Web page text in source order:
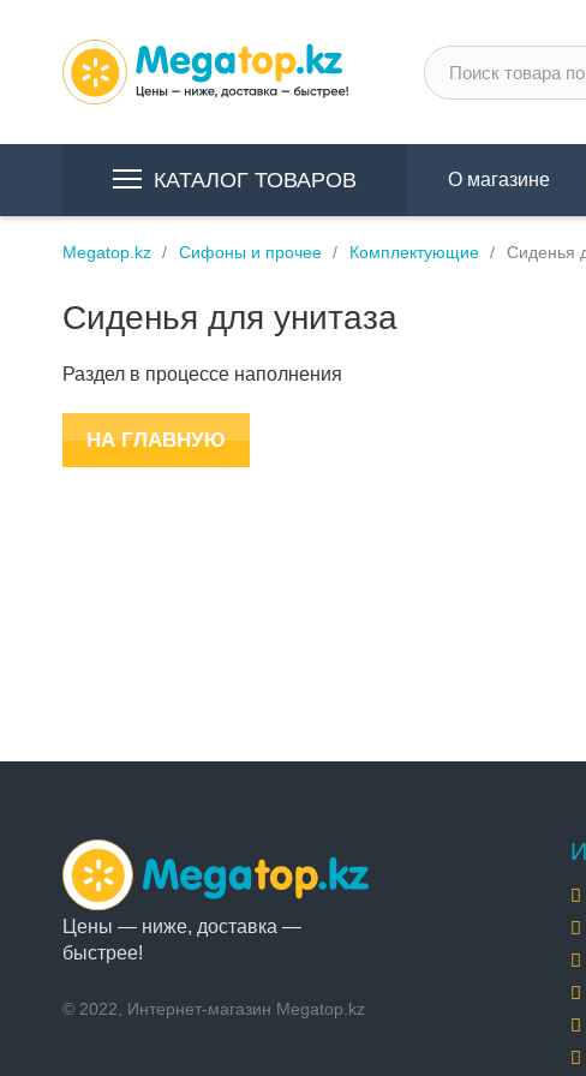
КАТАЛОГ ТОВАРОВ О магазине
Megatop.kz Сифоны и прочее Комплектующие Сиденья
Сиденья для унитаза
Раздел в процессе наполнения
НА ГЛАВНУЮ
Цены — ниже, доставка —
быстрее!
© 2022, Интернет-магазин Megatop.kz